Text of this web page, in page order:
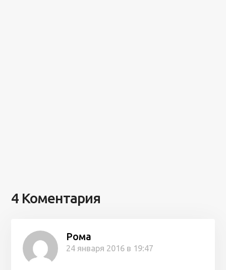
4 Коментария
Рома
24 января 2016 в 19:47